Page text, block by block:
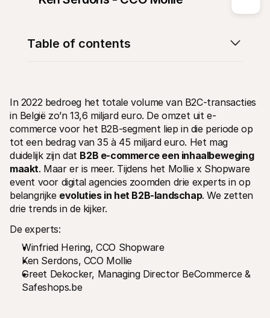
Ontdek documentatie en updates voor developers
Libraries
Integreer Mollie met kant-en-klare pakketten
Discord community
Word lid van onze developer community
Over Mollie
Prijzen
Bekijk onze tarieven
Over ons
Maak kennis met ons verhaal en
onze waarden
Het laatste nieuws over Mollie
Kom werken bij Mollie. Ontdek de
vacatures!
Mollie
Contact
Voor consumenten
Waarom zie je Mollie op je bankafschrift?
In 2022 bedroeg het totale volume van B2C-transacties
in België zo’n 13,6 miljard euro. De omzet uit e-
commerce voor het B2B-segment liep in die periode op
tot een bedrag van 35 à 45 miljard euro. Het mag
duidelijk zijn dat B2B e-commerce een inhaalbeweging
maakt. Maar er is meer. Tijdens het Mollie x Shopware
event voor digital agencies zoomden drie experts in op
belangrijke evoluties in het B2B-landschap. We zetten
drie trends in de kijker.
De experts:
Winfried Hering, CCO Shopware
Ken Serdons, CCO Mollie
Greet Dekocker, Managing Director BeCommerce &
Safeshops.be
Table of contents